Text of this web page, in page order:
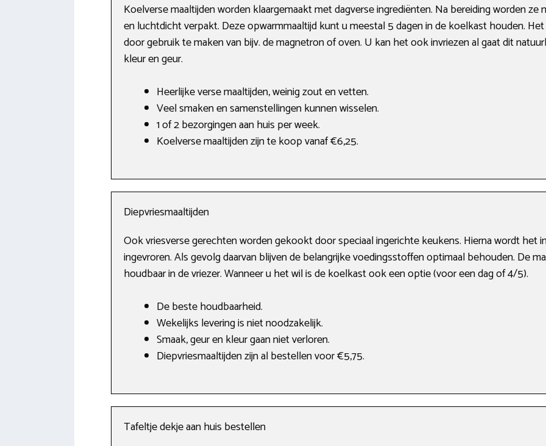
Koelverse maaltijden worden klaargemaakt met dagverse ingrediënten. Na bereiding worden
en luchtdicht verpakt. Deze opwarmmaaltijd kunt u meestal 5 dagen in de koelkast houden.
door gebruik te maken van bijv. de magnetron of oven. U kan het ook invriezen al gaat dit
kleur en geur.
Heerlijke verse maaltijden, weinig zout en vetten.
Veel smaken en samenstellingen kunnen wisselen.
1 of 2 bezorgingen aan huis per week.
Koelverse maaltijden zijn te koop vanaf €6,25.
Diepvriesmaaltijden
Ook vriesverse gerechten worden gekookt door speciaal ingerichte keukens. Hierna wordt het
ingevroren. Als gevolg daarvan blijven de belangrijke voedingsstoffen optimaal behouden. De
houdbaar in de vriezer. Wanneer u het wil is de koelkast ook een optie (voor een dag of 4/5).
De beste houdbaarheid.
Wekelijks levering is niet noodzakelijk.
Smaak, geur en kleur gaan niet verloren.
Diepvriesmaaltijden zijn al bestellen voor €5,75.
Tafeltje dekje aan huis bestellen